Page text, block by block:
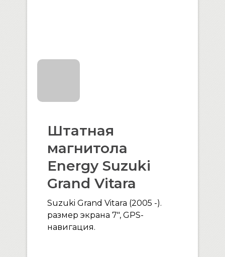
Штатная
магнитола
Energy Suzuki
Grand Vitara
Suzuki Grand Vitara (2005 -).
размер экрана 7″, GPS-
навигация.